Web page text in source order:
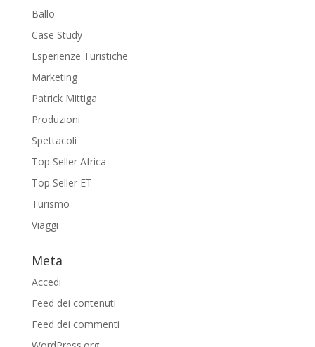
Ballo
Case Study
Esperienze Turistiche
Marketing
Patrick Mittiga
Produzioni
Spettacoli
Top Seller Africa
Top Seller ET
Turismo
Viaggi
Meta
Accedi
Feed dei contenuti
Feed dei commenti